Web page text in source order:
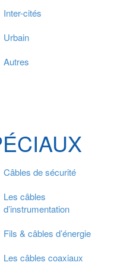
Inter-cités
Urbain
Autres
Câbles de sécurité
Les câbles
d’instrumentation
Fils & câbles d’énergie
Les câbles coaxiaux